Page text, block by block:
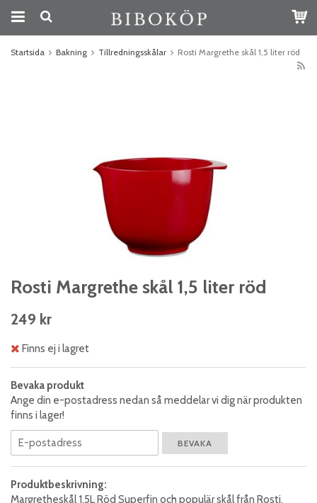
Startsida Bakning Tillredningsskålar Rosti Margrethe skål 1,5 liter röd
Rosti Margrethe skål 1,5 liter röd
249 kr
Finns ej i lagret
Bevaka produkt
Ange din e-postadress nedan så meddelar vi dig när produkten
finns i lager!
BEVAKA
Produktbeskrivning:
Margretheskål 1,5L Röd Superfin och populär skål från Rosti.